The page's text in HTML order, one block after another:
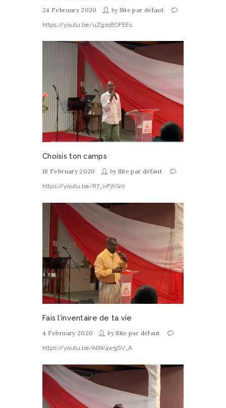
24 February 2020 by Site par défaut
https://youtu.be/uZgsqEOFEEs
Choisis ton camps
18 February 2020 by Site par défaut
https://youtu.be/R7_ivFjhSr0
Fais l’inventaire de ta vie
4 February 2020 bySite par défaut
https://youtu.be/AbW4w5jSV_A